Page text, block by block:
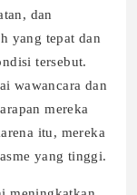
dan
yang tepat dan
tersebut.
wawancara dan
mereka
itu, mereka
yang tinggi.